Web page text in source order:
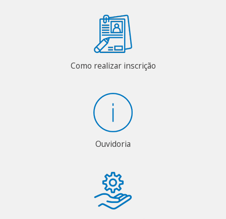
Como realizar inscrição
Ouvidoria